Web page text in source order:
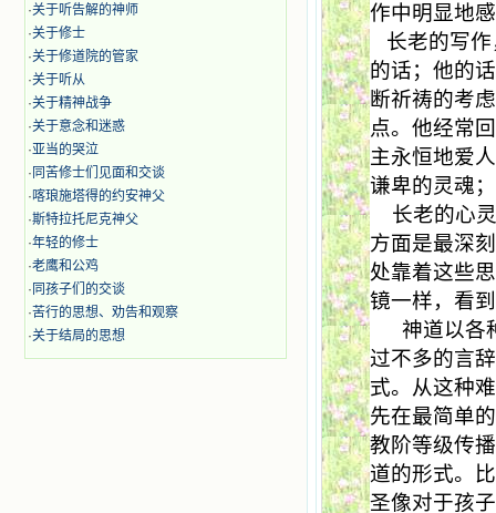
·关于听告解的神师
·关于修士
·关于修道院的管家
·关于听从
·关于精神战争
·关于意念和迷惑
·亚当的哭泣
· 同苦修士们见面和交谈
·喀琅施塔得的约安神父
·斯特拉托尼克神父
·年轻的修士
·老鹰和公鸡
· 同孩子们的交谈
·苦行的思想、劝告和观察
·关于结局的思想
作中明显地
长老的写
的话；他的
断祈祷的考
点。他经常
主永恒地爱
谦卑的灵魂
长老的心
方面是最深
处靠着这些
镜一样，看
神道以各
过不多的言
式。从这种
先在最简单
教阶等级传
道的形式。
圣像对于孩